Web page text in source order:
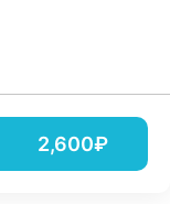
2,600₽